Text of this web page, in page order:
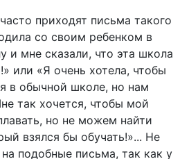
приходят письма такого
со своим ребенком в
и мне сказали, что эта школа
или «Я очень хотела, чтобы
в обычной школе, но нам
так хочется, чтобы мой
но не можем найти
взялся бы обучать!»... Не
подобные письма, так как у